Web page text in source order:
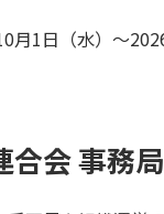
月1日（水）～
会 事務